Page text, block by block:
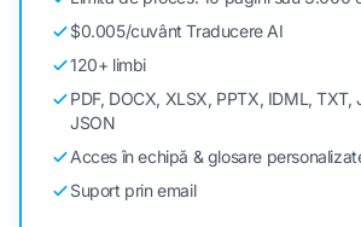
$0.005/cuvânt Traducere AI
120+ limbi
PDF, DOCX, XLSX, PPTX, IDML, TXT,
JSON
Acces în echipă & glosare
Suport prin email